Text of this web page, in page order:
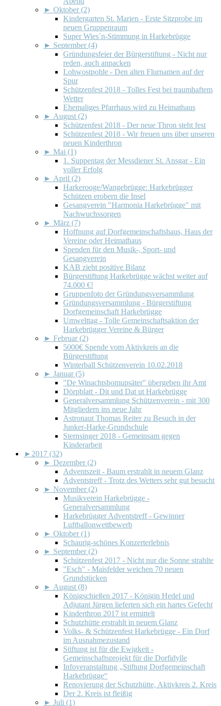
► Oktober (2)
Kindergarten St. Marien - Erste Sitzprobe im
neuen Gruppenraum
Super Wies´n-Stimmung in Harkebrügge
► September (4)
Gründungsfeier der Bürgerstiftung - Nicht nur
reden, auch anpacken
Lohwostpohle - Den alten Flurnamen auf der
Spur
Schützenfest 2018 - Tolles Fest bei traumhaftem
Wetter
Ehemaliges Pfarrhaus wird zu Heimathaus
► August (2)
Schützenfest 2018 - Der neue Thron steht fest
Schützenfest 2018 - Wir freuen uns über unseren
neuen Kinderthron
► Mai (1)
1. Suppentag der Messdiener St. Ansgar - Ein
voller Erfolg
► April (2)
Harkerooge/Wangebrügge: Harkebrügger
Schützen erobern die Insel
Gesangverein "Harmonia Harkebrügge" mit
Nachwuchssorgen
► März (7)
Hoffnung auf Dorfgemeinschaftshaus, Haus der
Vereine oder Heimathaus
Spenden für den Musik-, Sport- und
Gesangverein
KAB zieht positive Bilanz
Bürgerstiftung Harkebrügge wächst weiter auf
74.000 €!
Gruppenfoto der Gründungsversammlung
Gründungsversammlung - Bürgerstiftung
Dorfgemeinschaft Harkebrügge
Umwelttag - Tolle Gemeinschaftsaktion der
Harkebrügger Vereine & Bürger
► Februar (2)
5000€ Spende vom Aktivkreis an die
Bürgerstiftung
Winterball Schützenverein 10.02.2018
► Januar (5)
"De Winachtsbomupsäter" übergeben ihr Amt
Dörpblatt - Dit und Dat ut Harkebrügge
Generalversammlung Schützenverein - mit 300
Mitgliedern ins neue Jahr
Astronaut Thomas Reiter zu Besuch in der
Junker-Harke-Grundschule
Sternsinger 2018 - Gemeinsam gegen
Kinderarbeit
► 2017 (32)
► Dezember (2)
Adventszeit - Baum erstrahlt in neuem Glanz
Adventstreff - Trotz des Wetters sehr gut besucht
► November (2)
Musikverein Harkebrügge -
Generalversammlung
Harkebrügger Adventstreff - Gewinner
Luftballonwettbewerb
► Oktober (1)
Schaurig-schönes Konzerterlebnis
► September (2)
Schützenfest 2017 - Nicht nur die Sonne strahlte
"Esch" - Maisfelder weichen 70 neuen
Grundstücken
► August (8)
Königschießen 2017 - Königin Hedel und
Adjutant Jürgen lieferten sich ein hartes Gefecht
Kinderthron 2017 ist ermittelt
Schutzhütte erstrahlt in neuem Glanz
Volks- & Schützenfest Harkebrügge - Ein Dorf
im Ausnahmezustand
Stiftung ist für die Ewigkeit -
Gemeinschaftsprojekt für die Dorfidylle
Infoveranstaltung „Stiftung Dorfgemeinschaft
Harkebrügge“
Renovierung der Schutzhütte, Aktivkreis 2. Kreis
Der 2. Kreis ist fleißig
► Juli (1)